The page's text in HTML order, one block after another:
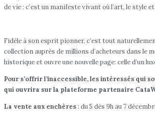
de vie : c’est un manifeste vivant où l’art, le style
Fidèle à son esprit pionner, c’est tout
collection auprès de millions d’acheteurs dans
historique et ouvre une nouvelle page: celle d’un
Pour s’offrir l’inaccessible, les intéressés qui
qui ouvrira sur la plateforme partenaire
La vente aux enchères : du 5 dès 9h au 7